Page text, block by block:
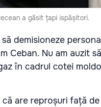
a găsit țapi ispășitori.
demisioneze
Ceban. Nu am auzit
în cadrul cotei
are reproșuri față